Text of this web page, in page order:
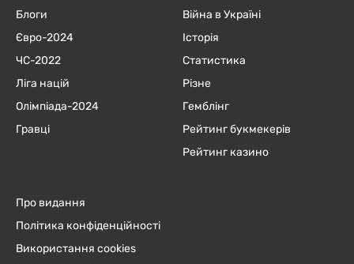
Блоги
Євро-2024
ЧC-2022
Ліга націй
Олімпіада-2024
Гравці
Війна в Україні
Історія
Статистика
Різне
Гемблінг
Рейтинг букмекерів
Рейтинг казино
Про видання
Політика конфіденційності
Використання cookies